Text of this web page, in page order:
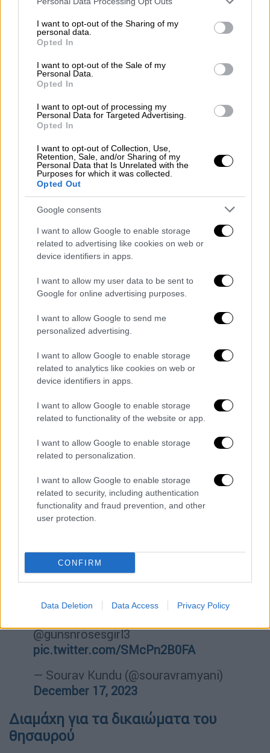
not limited to your visit or usage behaviour. You may click to
grant or deny consent to Google and its third-party tags to
use your data for below specified purposes in below Google
consent section.
I want to opt-out of the Sharing of my
personal data.
Opted In
I want to opt-out of the Sale of my
Personal Data.
Opted In
I want to opt-out of processing my
Personal Data for Targeted Advertising.
Opted In
I want to opt-out of Collection, Use,
Retention, Sale, and/or Sharing of my
Personal Data that Is Unrelated with the
Purposes for which it was collected.
Opted Out
Google consents
I want to allow Google to enable storage
related to advertising like cookies on web or
device identifiers in apps.
I want to allow my user data to be sent to
Google for online advertising purposes.
I want to allow Google to send me
personalized advertising.
I want to allow Google to enable storage
related to analytics like cookies on web or
device identifiers in apps.
I want to allow Google to enable storage
related to functionality of the website or app.
I want to allow Google to enable storage
related to personalization.
I want to allow Google to enable storage
related to security, including authentication
functionality and fraud prevention, and other
user protection.
CONFIRM
Data Deletion Data Access Privacy Policy
video
Επί τρεις αιώνες, η τύχη του
άγνωστη -βρισκόταν κάπου, στον βυθό της
Καραϊβικής. Μέχρι που το 2015, η κυβέρνηση
Κολομβίαςδιά του προέδρου της
Μανουέλ Σάντος,ανακοίνωσε επισήμως ότι
η γαλέραΣαν Χοσέ βρέθηκε.
Το πρώτο στάδιο της αποστολής
Αρχικά τοΚολομβιανό Ινστιτούτο
Ανθρωπολογίας και Ιστορίας (ICANH)
επικεντρωθεί στη φωτογράφιση του
ναυαγίου με τη χρήση «μη παρεμβατικών»
αισθητήρων εξ αποστάσεως. Στη συνέχεια οι
εικόνες θα χρησιμοποιηθούν στη συνέχεια
για την κατασκευή μιας απογραφής των
αρχαιολογικών ανακαλύψεων στον βυθό της
θάλασσας. ΤοΚολομβιανό Ινστιτούτο έχει
ανακηρύξει το σημείο του ναυαγίου εθνική
«προστατευόμενη αρχαιολογική περιοχή» για
να «διατηρήσει την επιστημονική και
αρχαιολογική του αξία». Οι ερευνητές λένε
ότι σχεδιάζουν επίσης να χρησιμοποιήσουν
ένα υποβρύχιο σκάφος με τεχνολογίες
ηχητικού εντοπισμού θέσης, καθώς και ένα
τηλεχειριζόμενο όχημα με διάφορους
αισθητήρες και εργαλεία που μπορεί να
κατεβεί στον πυθμένα.
in 1708 with treasure valued at nearly
$20 billion, has been discovered off
the shores of Colombia.
@gunsnrosesgirl3
pic.twitter.com/SMcPn2B0FA
— Sourav Kundu (@souravramyani)
December 17, 2023
Διαμάχη για τα δικαιώματα του
θησαυρού